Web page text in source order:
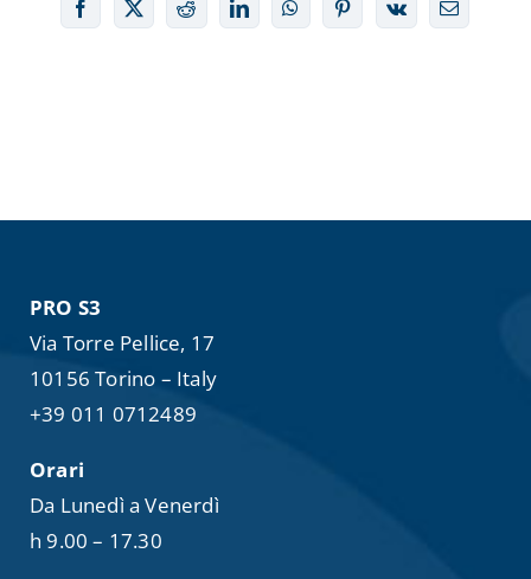
PRO S3
Via Torre Pellice, 17
10156 Torino – Italy
+39 011 0712489
Orari
Da Lunedì a Venerdì
h 9.00 – 17.30